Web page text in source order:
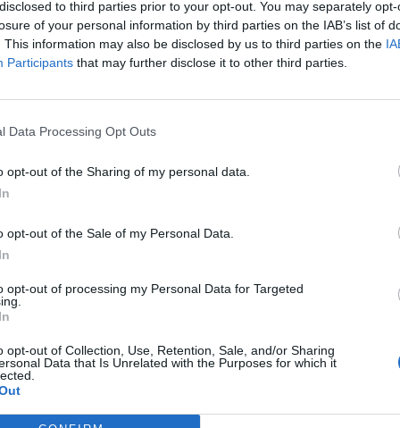
to third parties prior to your opt-out. You may separately
of your personal information by third parties on the IAB’s list of
This information may also be disclosed by us to third parties on the
Participants that may further disclose it to other third parties.
Data Processing Opt Outs
opt-out of the Sharing of my personal data.
opt-out of the Sale of my Personal Data.
opt-out of processing my Personal Data for Targeted
opt-out of Collection, Use, Retention, Sale, and/or Sharing
Data that Is Unrelated with the Purposes for which it
ar tai praeinant, ar tai įeinant, ekskursantai
lietuviais ir jų judėjimu.